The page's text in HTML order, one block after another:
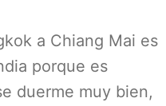
a Chiang Mai es
porque es
duerme muy bien,